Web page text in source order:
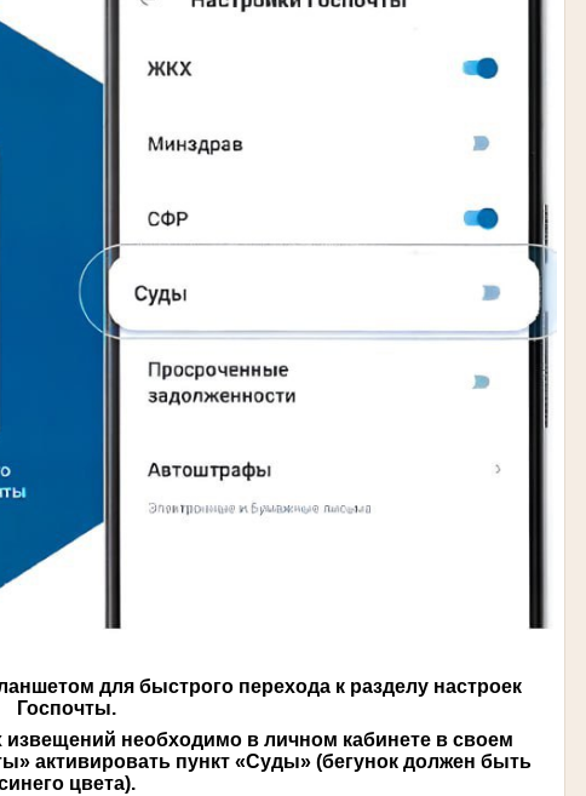
для быстрого перехода к разделу настроек
Госпочты.
необходимо в личном кабинете в своем
активировать пункт «Суды» (бегунок должен быть
цвета).